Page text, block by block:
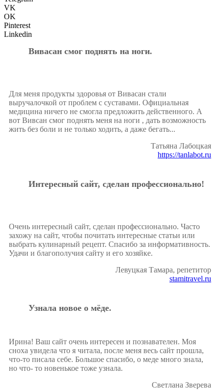
VK
OK
Pinterest
Linkedin
Вивасан смог поднять на ноги.
Для меня продукты здоровья от Вивасан стали
выручалочкой от проблем с суставами. Официальная
медицина ничего не смогла предложить действенного. А
вот Вивсан смог поднять меня на ноги , дать возможность
жить без боли и не только ходить, а даже бегать...
Татьяна Лабоцкая
https://tanlabot.ru
Интересный сайт, сделан профессионально!
Очень интересный сайт, сделан профессионально. Часто
захожу на сайт, чтобы почитать интересные статьи или
выбрать кулинарный рецепт. Спасибо за информативность.
Удачи и благополучия сайту и его хозяйке.
Левуцкая Тамара, репетитор
stamitravel.ru
Узнала новое о мёде.
Ирина! Ваш сайт очень интересен и познавателен. Моя
сноха увидела что я читала, после меня весь сайт прошла,
что-то писала себе. Большое спасибо, о меде много знала,
но что- то новенькое тоже узнала.
Светлана Зверева